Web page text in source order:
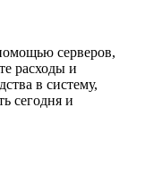
серверов,
расходы и
в систему,
сегодня и